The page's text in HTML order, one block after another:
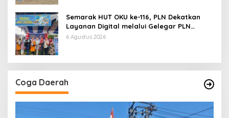
Semarak HUT OKU ke-116, PLN Dekatkan
Layanan Digital melalui Gelegar PLN
Mobile 2026
6 Agustus 2026
Coga Daerah